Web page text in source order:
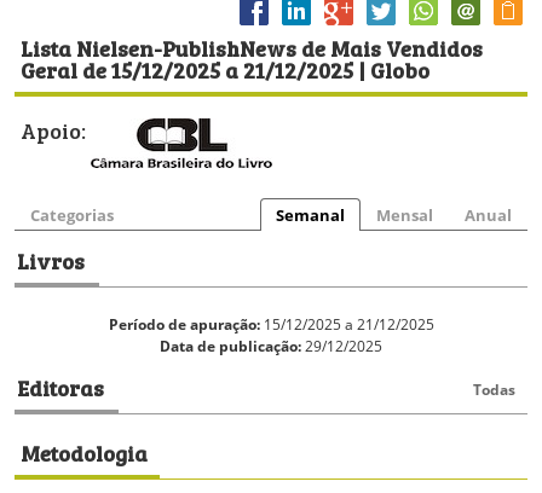
Lista Nielsen-PublishNews de Mais Vendidos
Geral de 15/12/2025 a 21/12/2025 | Globo
Apoio:
Categorias Semanal Mensal Anual
Livros
Período de apuração:15/12/2025 a 21/12/2025
Data de publicação:29/12/2025
Editoras Todas
Metodologia